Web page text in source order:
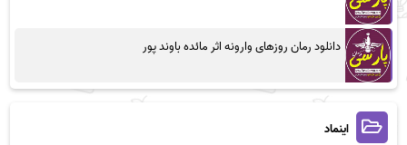
دانلود رمان روزهای وارونه اثر مائده باوند پور
اینماد